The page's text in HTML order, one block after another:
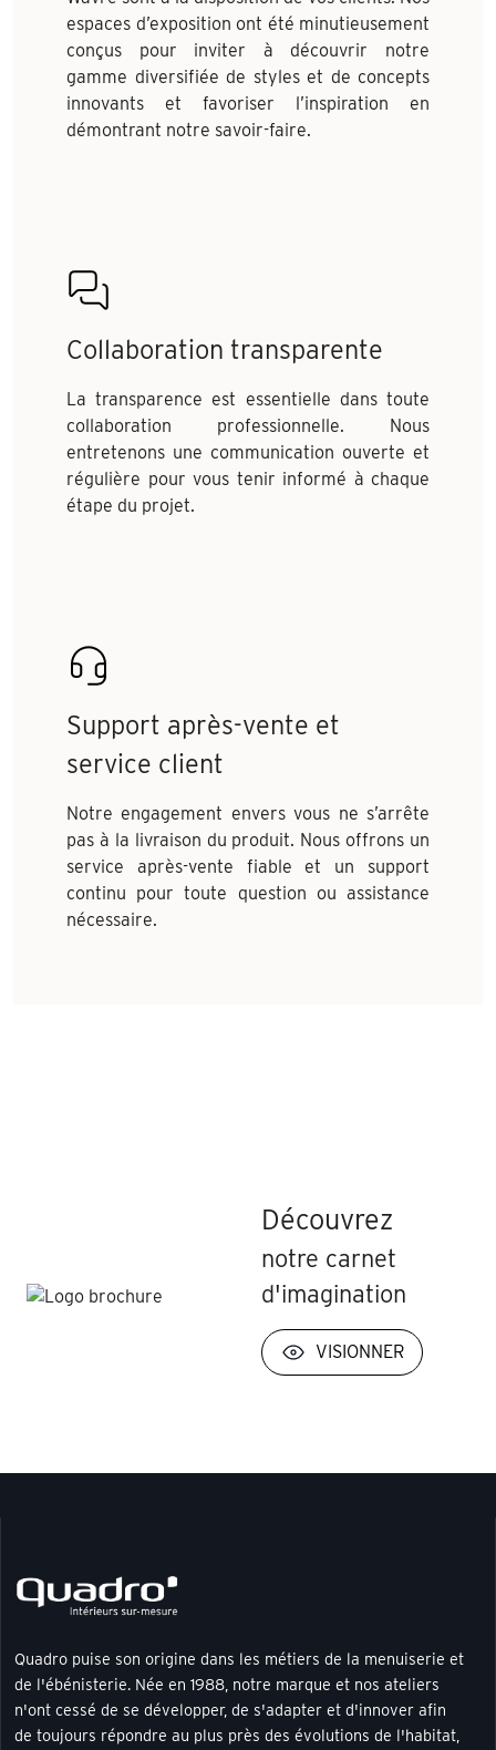
espaces d’exposition ont été minutieusement
conçus pour inviter à découvrir notre
gamme diversifiée de styles et de concepts
innovants et favoriser l’inspiration en
démontrant notre savoir-faire.
Collaboration transparente
La transparence est essentielle dans toute
collaboration professionnelle. Nous
entretenons une communication ouverte et
régulière pour vous tenir informé à chaque
étape du projet.
Support après-vente et
service client
Notre engagement envers vous ne s’arrête
pas à la livraison du produit. Nous offrons un
service après-vente fiable et un support
continu pour toute question ou assistance
nécessaire.
Découvrez
notre carnet
d'imagination
VISIONNER
Quadro puise son origine dans les métiers de la menuiserie et
de l'ébénisterie. Née en 1988, notre marque et nos ateliers
n'ont cessé de se développer, de s'adapter et d'innover afin
de toujours répondre au plus près des évolutions de l'habitat,